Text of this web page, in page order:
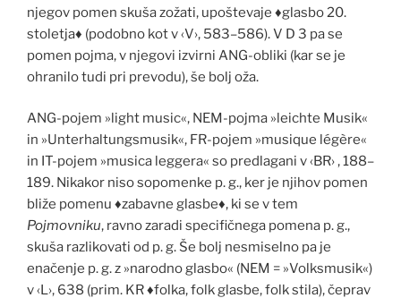
njegov pomen skuša zožati, upoštevaje ♦glasbo 20.
stoletja♦ (podobno kot v ‹V›, 583–586). V D 3 pa se
pomen pojma, v njegovi izvirni ANG-obliki (kar se je
ohranilo tudi pri prevodu), še bolj oža.
ANG-pojem »light music«, NEM-pojma »leichte Musik«
in »Unterhaltungsmusik«, FR-pojem »musique légère«
in IT-pojem »musica leggera« so predlagani v ‹BR› , 188–
189. Nikakor niso sopomenke p. g., ker je njihov pomen
bliže pomenu ♦zabavne glasbe♦, ki se v tem
Pojmovniku, ravno zaradi specifičnega pomena p. g.,
skuša razlikovati od p. g. Še bolj nesmiselno pa je
enačenje p. g. z »narodno glasbo« (NEM = »Volksmusik«)
v ‹L›, 638 (prim. KR♦folka, folk glasbe, folk stila),čeprav